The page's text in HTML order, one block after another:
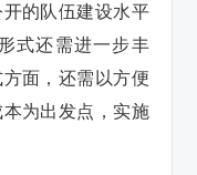
的队伍建设水平
式还需进一步丰
面，还需以方便
为出发点，实施